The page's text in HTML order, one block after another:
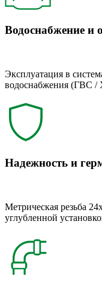
Водоснабжение и
Эксплуатация в
водоснабжения (ГВС /
Надежность и
Метрическая резьба
углубленной